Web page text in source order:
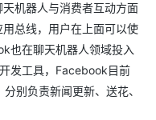
机器人与消费者互动方面
总线，用户在上面可以使
也在聊天机器人领域投入
发工具，Facebook目前
别负责新闻更新、送花、